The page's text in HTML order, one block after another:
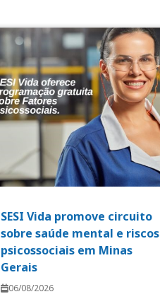
SESI Vida promove circuito
sobre saúde mental e riscos
psicossociais em Minas
Gerais
06/08/2026